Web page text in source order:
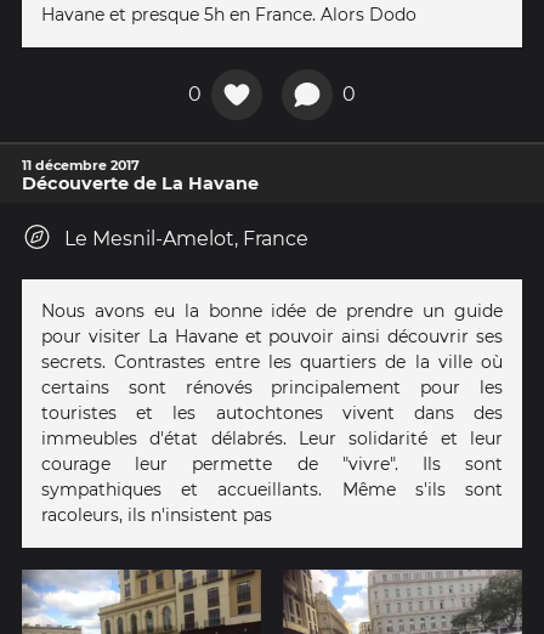
Havane et presque 5h en France. Alors Dodo
0 0
11 décembre 2017
Découverte de La Havane
Le Mesnil-Amelot, France
Nous avons eu la bonne idée de prendre un guide
pour visiter La Havane et pouvoir ainsi découvrir ses
secrets. Contrastes entre les quartiers de la ville où
certains sont rénovés principalement pour les
touristes et les autochtones vivent dans des
immeubles d'état délabrés. Leur solidarité et leur
courage leur permette de "vivre". Ils sont
sympathiques et accueillants. Même s'ils sont
racoleurs, ils n'insistent pas